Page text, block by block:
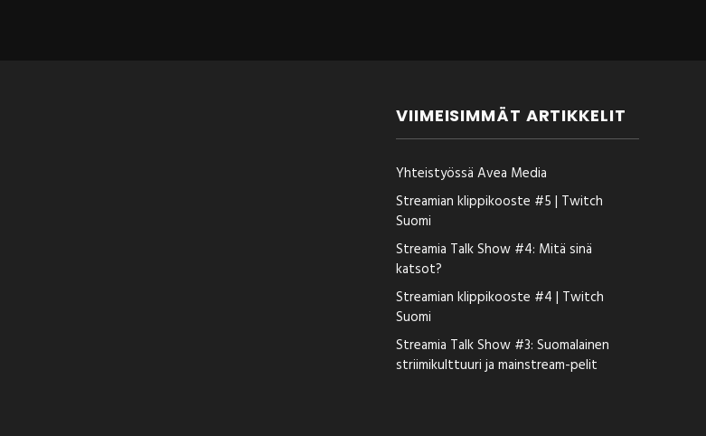
VIIMEISIMMÄT ARTIKKELIT
Yhteistyössä Avea Media
Streamian klippikooste #5 | Twitch
Suomi
Streamia Talk Show #4: Mitä sinä
katsot?
Streamian klippikooste #4 | Twitch
Suomi
Streamia Talk Show #3: Suomalainen
striimikulttuuri ja mainstream-pelit